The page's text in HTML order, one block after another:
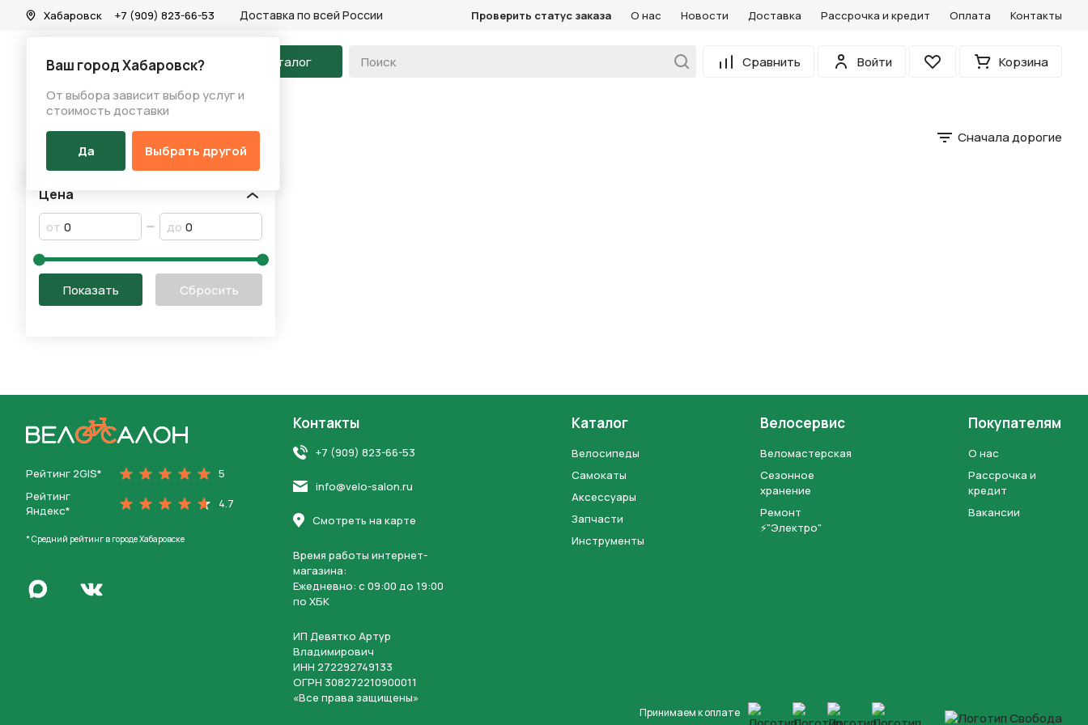
Хабаровск
Ваш город Хабаровск?
От выбора зависит выбор услуг и
стоимость доставки
Да Выбрать другой
+7 (909) 823-66-53 Доставка по всей России Проверить статус заказа О нас Новости Доставка Рассрочка и кредит Оплата Контакты
На главную Каталог Сравнить
Войти
Избранное Корзина
Акции
Акции Сначала дорогие
Цена
от до
Рейтинг 2GIS*
5
Рейтинг
Яндекс*
4.7
* Средний рейтинг в городе Хабаровске
Написать в MaxПерейти во Вконтакте
Контакты
+7 (909) 823-66-53
info@velo-salon.ru
Смотреть на карте
Время работы интернет-
магазина:
Ежедневно: c 09:00 до 19:00
по ХБК
ИП Девятко Артур
Владимирович
ИНН 272292749133
ОГРН 308272210900011
«Все права защищены»
Каталог
Велосипеды
Самокаты
Аксессуары
Запчасти
Инструменты
Велосервис
Веломастерская
Сезонное
хранение
Ремонт
⚡"Электро"
Покупателям
О нас
Рассрочка и
кредит
Вакансии
Принимаем к оплате
Отправить
персональных данных и соглашаетесь с политикой конфиденциальности